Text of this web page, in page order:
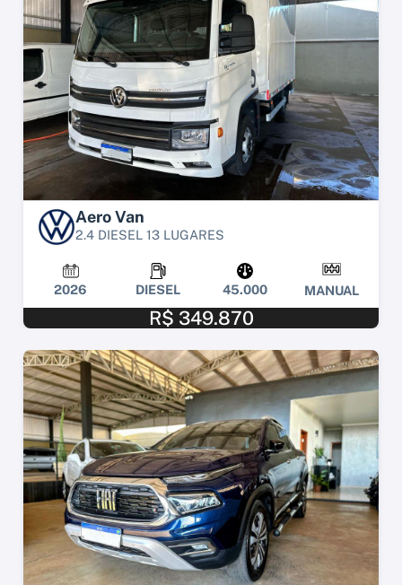
Aero Van
2.4 DIESEL 13 LUGARES
2026 DIESEL 45.000 MANUAL
R$ 349.870